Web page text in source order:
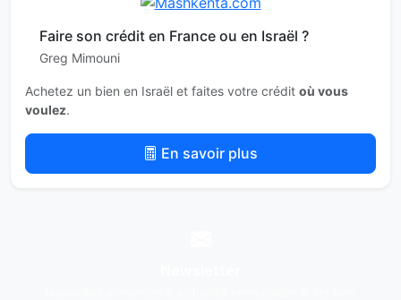
Faire son crédit en France ou en Israël ?
Greg Mimouni
Achetez un bien en Israël et faites votre crédit où vous
voulez.
En savoir plus